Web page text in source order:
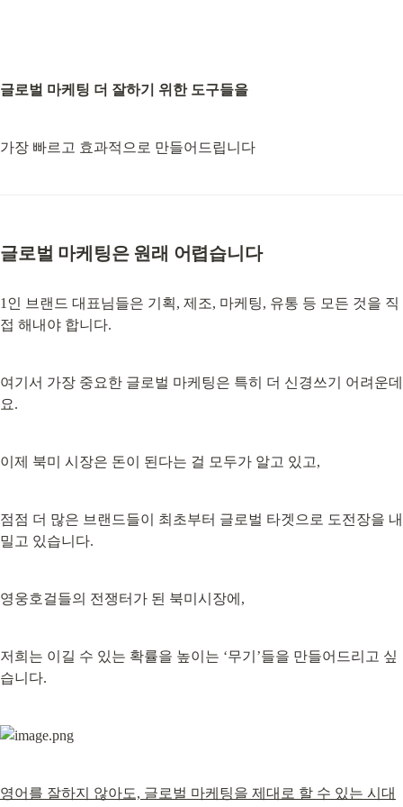
글로벌 마케팅 더 잘하기 위한 도구들을
가장 빠르고 효과적으로 만들어드립니다
글로벌 마케팅은 원래 어렵습니다
1인 브랜드 대표님들은 기획, 제조, 마케팅, 유통 등 모든 것을 직
접 해내야 합니다.
여기서 가장 중요한 글로벌 마케팅은 특히 더 신경쓰기 어려운데
요.
이제 북미 시장은 돈이 된다는 걸 모두가 알고 있고,
점점 더 많은 브랜드들이 최초부터 글로벌 타겟으로 도전장을 내
밀고 있습니다.
영웅호걸들의 전쟁터가 된 북미시장에,
저희는 이길 수 있는 확률을 높이는 ‘무기’들을 만들어드리고 싶
습니다.
영어를 잘하지 않아도, 글로벌 마케팅을 제대로 할 수 있는 시대